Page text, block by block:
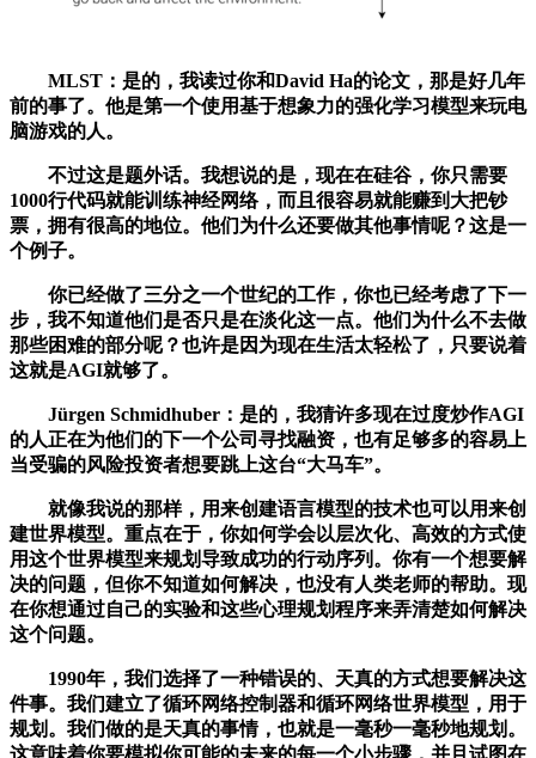
MLST：是的，我读过你和David Ha的论文，那是好几年
前的事了。他是第一个使用基于想象力的强化学习模型来玩电
脑游戏的人。
不过这是题外话。我想说的是，现在在硅谷，你只需要
1000行代码就能训练神经网络，而且很容易就能赚到大把钞
票，拥有很高的地位。他们为什么还要做其他事情呢？这是一
个例子。
你已经做了三分之一个世纪的工作，你也已经考虑了下一
步，我不知道他们是否只是在淡化这一点。他们为什么不去做
那些困难的部分呢？也许是因为现在生活太轻松了，只要说着
这就是AGI就够了。
Jürgen Schmidhuber：是的，我猜许多现在过度炒作AGI
的人正在为他们的下一个公司寻找融资，也有足够多的容易上
当受骗的风险投资者想要跳上这台“大马车”。
就像我说的那样，用来创建语言模型的技术也可以用来创
建世界模型。重点在于，你如何学会以层次化、高效的方式使
用这个世界模型来规划导致成功的行动序列。你有一个想要解
决的问题，但你不知道如何解决，也没有人类老师的帮助。现
在你想通过自己的实验和这些心理规划程序来弄清楚如何解决
这个问题。
1990年，我们选择了一种错误的、天真的方式想要解决这
件事。我们建立了循环网络控制器和循环网络世界模型，用于
规划。我们做的是天真的事情，也就是一毫秒一毫秒地规划。
这意味着你要模拟你可能的未来的每一个小步骤，并且试图在